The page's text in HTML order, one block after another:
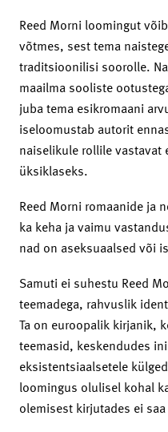
Reed Morni loomingut
võtmes, sest tema
traditsioonilisi soorolle.
maailma sooliste
juba tema esikromaani
iseloomustab autorit
naiselikule rollile vastavat
üksiklaseks.
Reed Morni romaanide ja
ka keha ja vaimu
nad on aseksuaalsed või
Samuti ei suhestu Reed
teemadega, rahvuslik
Ta on euroopalik kirjanik,
teemasid, keskendudes
eksistentsiaalsetele
loomingus olulisel kohal
olemisest kirjutades ei